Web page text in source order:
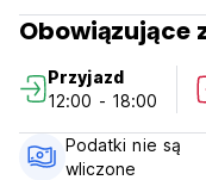
people from around
Mysore, we offer the
Obowiązujące
Przyjazd
12:00 - 18:00
Podatki nie są
wliczone